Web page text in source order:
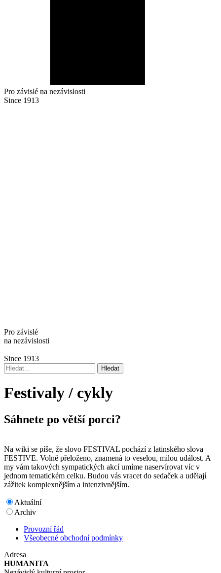
Pro závislé na nezávislosti
Since 1913
Pro závislé
na nezávislosti
Since 1913
Festivaly / cykly
Sáhnete po větší porci?
Na wiki se píše, že slovo FESTIVAL pochází z latinského slova
FESTIVE. Volně přeloženo, znamená to veselou, milou událost. A
my vám takových sympatických akcí umíme naservírovat víc v
jednom tematickém celku. Budou vás vracet do sedaček a udělají
zážitek komplexnějším a intenzivnějším.
Aktuální
Archiv
Provozní řád
Všeobecné obchodní podmínky
Adresa
HUMANITA